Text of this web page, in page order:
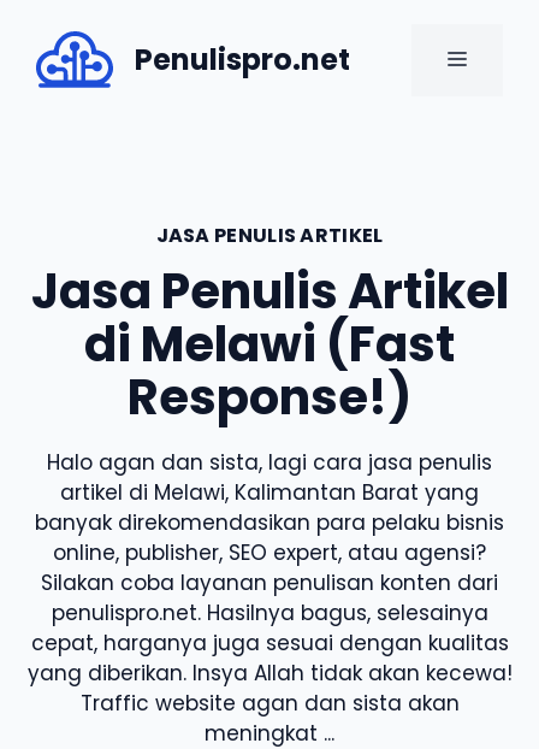
content
Penulispro.net MENU
JASA PENULIS ARTIKEL
Jasa Penulis Artikel
di Melawi (Fast
Response!)
Halo agan dan sista, lagi cara jasa penulis
artikel di Melawi, Kalimantan Barat yang
banyak direkomendasikan para pelaku bisnis
online, publisher, SEO expert, atau agensi?
Silakan coba layanan penulisan konten dari
penulispro.net. Hasilnya bagus, selesainya
cepat, harganya juga sesuai dengan kualitas
yang diberikan. Insya Allah tidak akan kecewa!
Traffic website agan dan sista akan
meningkat ...